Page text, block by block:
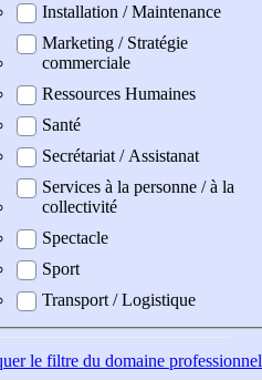
Installation / Maintenance
Marketing / Stratégie
commerciale
Ressources Humaines
Santé
Secrétariat / Assistanat
Services à la personne / à la
collectivité
Spectacle
Sport
Transport / Logistique
le filtre du domaine professionnel